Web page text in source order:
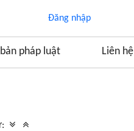
Đăng nhập
pháp luật Liên hệ